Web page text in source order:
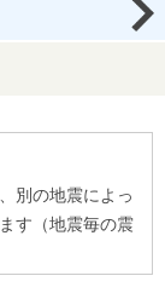
別の地震によっ
す（地震毎の震